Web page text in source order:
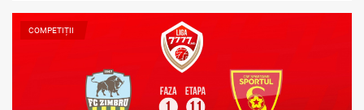
COMPETIȚII